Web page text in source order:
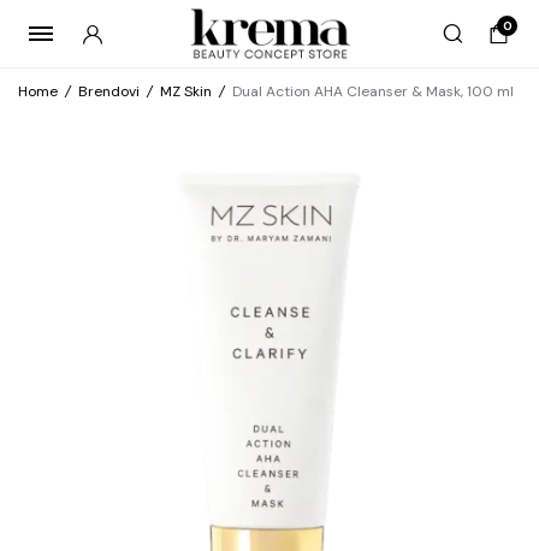
0
Home / Brendovi / MZ Skin / Dual Action AHA Cleanser & Mask, 100 ml